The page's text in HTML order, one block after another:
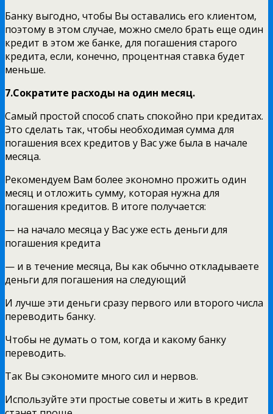
Банку выгодно, чтобы Вы оставались его клиентом,
поэтому в этом случае, можно смело брать еще один
кредит в этом же банке, для погашения старого
кредита, если, конечно, процентная ставка будет
меньше.
7.Сократите расходы на один месяц.
Самый простой способ спать спокойно при кредитах.
Это сделать так, чтобы необходимая сумма для
погашения всех кредитов у Вас уже была в начале
месяца.
Рекомендуем Вам более экономно прожить один
месяц и отложить сумму, которая нужна для
погашения кредитов. В итоге получается:
— на начало месяца у Вас уже есть деньги для
погашения кредита
— и в течение месяца, Вы как обычно откладываете
деньги для погашения на следующий
И лучше эти деньги сразу первого или второго числа
переводить банку.
Чтобы не думать о том, когда и какому банку
переводить.
Так Вы сэкономите много сил и нервов.
Используйте эти простые советы и жить в кредит